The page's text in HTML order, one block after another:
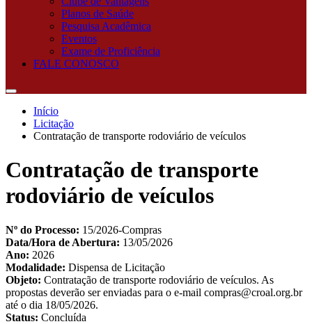
Planos de Saúde
Pesquisa Acadêmica
Eventos
Exame de Proficiência
FALE CONOSCO
Início
Licitação
Contratação de transporte rodoviário de veículos
Contratação de transporte
rodoviário de veículos
Nº do Processo: 15/2026-Compras
Data/Hora de Abertura: 13/05/2026
Ano: 2026
Modalidade: Dispensa de Licitação
Objeto: Contratação de transporte rodoviário de veículos. As
propostas deverão ser enviadas para o e-mail compras@croal.org.br
até o dia 18/05/2026.
Status: Concluída